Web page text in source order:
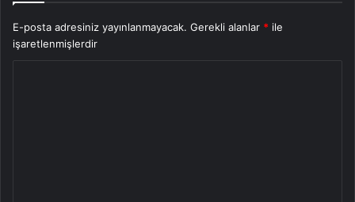
E-posta adresiniz yayınlanmayacak. Gerekli alanlar * ile
işaretlenmişlerdir